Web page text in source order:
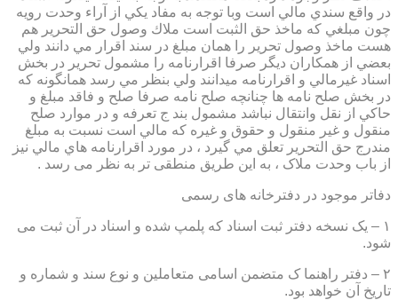
در واقع سندي مالي است وبا توجه به مفاد يكي از آراء وحدت رويه
چون مبلغي كه ماخذ حق الثبت است ملاك وصول حق التحرير هم
هست ماخذ وصول تحرير را همان مبلغ در سند اقرار مي دانند ولي
بعضي از همكاران ديگر صرفا اقرارنامه را مشمول تحرير در بخش
اسناد غيرمالي و اقرارنامه ميدانند ولي بنظر مي رسد همانگونه كه
در بخش صلح نامه ها چنانچه صلح نامه صرفا صلح و فاقد مبلغ و
حاكي از نقل وانتقال نباشد مشمول بند ج تعرفه و در موارد صلح
منقول و غير منقول و حقوق و غيره كه مالي است نسبت به مبلغ
مندرج حق التحرير تعلق مي گيرد ، در مورد اقرارنامه هاي مالي نيز
از باب وحدت ملاک ، به این طریق منطقی تر به نظر می رسد .
دفاتر موجود در دفترخانه های رسمی
۱ – یک نسخه دفتر ثبت اسناد که پلمپ شده و اسناد در آن ثبت می
شود.
۲ – دفتر راهنما ک متضمن اسامی متعاملین و نوع سند و شماره و
تاریخ آن خواهد بود.